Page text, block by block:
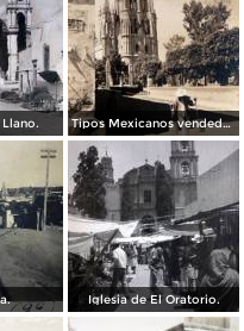
Tipos Mexicanos vendedor de agua. ( Circulada el 14 de Octubre de 1942 ).
Iglesia de El Oratorio.